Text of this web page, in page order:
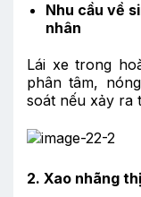
Nhu cầu về
nhân
Lái xe trong
phân tâm,
soát nếu xảy ra
2. Xao nhãng